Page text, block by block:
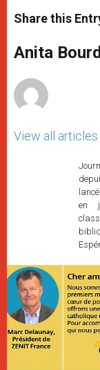
t
s
p
p
s
e
g
e
e
b
o
k
Share this
Anita
View all articles
en